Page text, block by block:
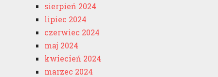
sierpień 2024
lipiec 2024
czerwiec 2024
maj 2024
kwiecień 2024
marzec 2024